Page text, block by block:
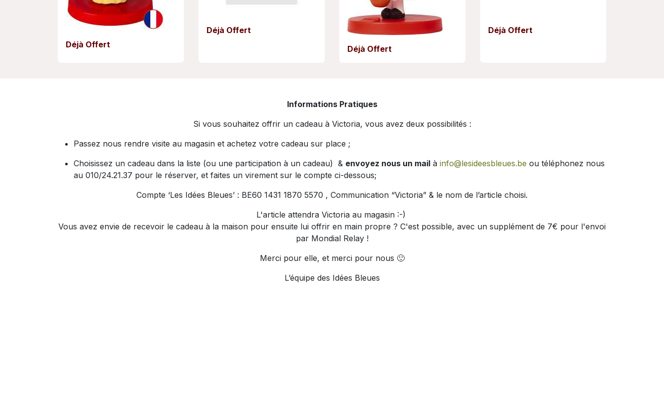
Déjà Offert
Déjà Offert
Déjà Offert
Déjà Offert
Informations Pratiques
Si vous souhaitez offrir un cadeau à Victoria, vous avez deux possibilités :
Passez nous rendre visite au magasin et achetez votre cadeau sur place ;
Choisissez un cadeau dans la liste (ou une participation à un cadeau) & envoyez nous un mail à info@lesideesbleues.be ou téléphonez nous
au 010/24.21.37 pour le réserver, et faites un virement sur le compte ci-dessous;
Compte ‘Les Idées Bleues’ : BE60 1431 1870 5570 , Communication “Victoria” & le nom de l’article choisi.
L'article attendra Victoria au magasin :-)
Vous avez envie de recevoir le cadeau à la maison pour ensuite lui offrir en main propre ? C'est possible, avec un supplément de 7€ pour l'envoi
par Mondial Relay !
Merci pour elle, et merci pour nous 🙂
L’équipe des Idées Bleues